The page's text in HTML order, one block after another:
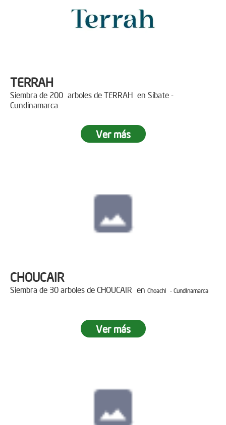
TERRAH
Siembra de 200 arboles de TERRAH en Sibate -
Cundinamarca
Ver más
CHOUCAIR
Siembra de 30 arboles de CHOUCAIR en Choachi - Cundinamarca
Ver más